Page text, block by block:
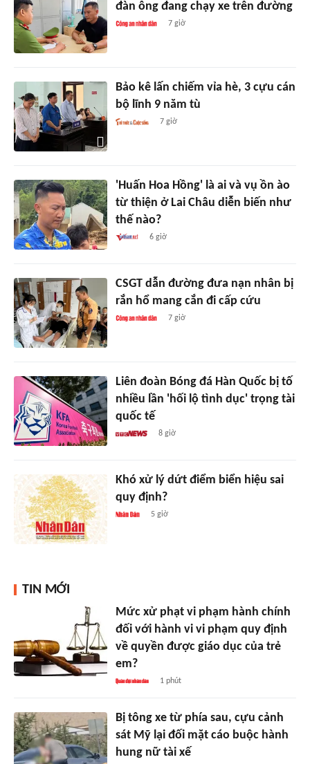
đàn ông đang chạy xe trên đường
7 giờ
Bảo kê lấn chiếm vỉa hè, 3 cựu cán
bộ lĩnh 9 năm tù
7 giờ
'Huấn Hoa Hồng' là ai và vụ ồn ào
từ thiện ở Lai Châu diễn biến như
thế nào?
6 giờ
CSGT dẫn đường đưa nạn nhân bị
rắn hổ mang cắn đi cấp cứu
7 giờ
Liên đoàn Bóng đá Hàn Quốc bị tố
nhiều lần 'hối lộ tình dục' trọng tài
quốc tế
8 giờ
Khó xử lý dứt điểm biển hiệu sai
quy định?
5 giờ
TIN MỚI
Mức xử phạt vi phạm hành chính
đối với hành vi vi phạm quy định
về quyền được giáo dục của trẻ
em?
1 phút
Bị tông xe từ phía sau, cựu cảnh
sát Mỹ lại đối mặt cáo buộc hành
hung nữ tài xế